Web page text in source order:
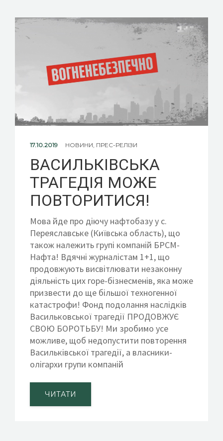
17.10.2019 НОВИНИ, ПРЕС-РЕЛІЗИ
ВАСИЛЬКІВСЬКА
ТРАГЕДІЯ МОЖЕ
ПОВТОРИТИСЯ!
Мова йде про діючу нафтобазу у с.
Переяславське (Київська область), що
також належить групі компаній БРСМ-
Нафта! Вдячні журналістам 1+1, що
продовжують висвітлювати незаконну
діяльність цих горе-бізнесменів, яка може
призвести до ще більшої техногенної
катастрофи! Фонд подолання наслідків
Васильковської трагедії ПРОДОВЖУЄ
СВОЮ БОРОТЬБУ! Ми зробимо усе
можливе, щоб недопустити повторення
Васильківської трагедії, а власники-
олігархи групи компаній
ЧИТАТИ